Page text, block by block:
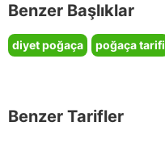
Benzer Başlıklar
diyet poğaça poğaça tarifi
Benzer Tarifler